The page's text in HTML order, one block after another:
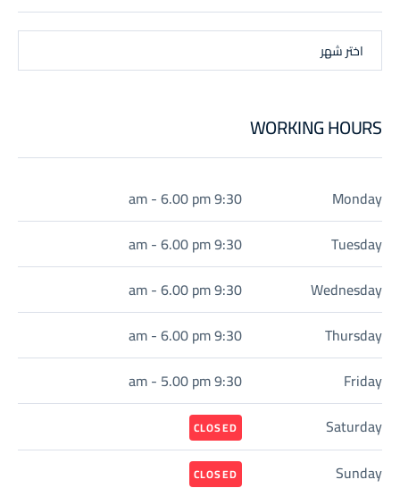
اختر شهر
WORKING HOURS
Monday
9:30 am - 6.00 pm
Tuesday
9:30 am - 6.00 pm
Wednesday
9:30 am - 6.00 pm
Thursday
9:30 am - 6.00 pm
Friday
9:30 am - 5.00 pm
Saturday
CLOSED
Sunday
CLOSED